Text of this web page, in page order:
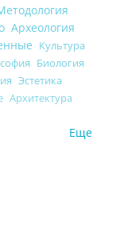
Археология
Культура
Биология
Эстетика
Архитектура
Еще